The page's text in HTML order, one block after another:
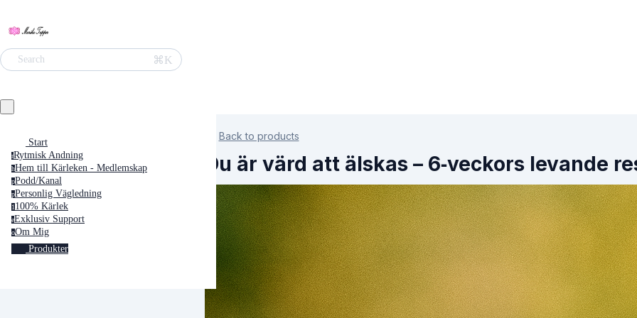
Search ⌘K
Start
rRytmisk Andning
hHem till Kärleken - Medlemskap
pPodd/Kanal
pPersonlig Vägledning
1 100% Kärlek
eExklusiv Support
oOm Mig
Produkter
Back to products
Du är värd att älskas – 6‑veckors levande